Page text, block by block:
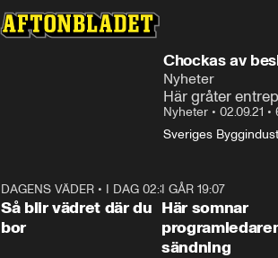
Nyheter
Här gråter
Nyheter • 02.09.21 •
Sveriges
1:06
DAGENS VÄDER • I DAG 02:30
Så blir vädret där du
bor
I GÅR 19:07
Här somnar
sändning